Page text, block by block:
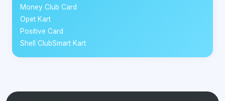
Money Club Card
Opet Kart
Positive Card
Shell ClubSmart Kart